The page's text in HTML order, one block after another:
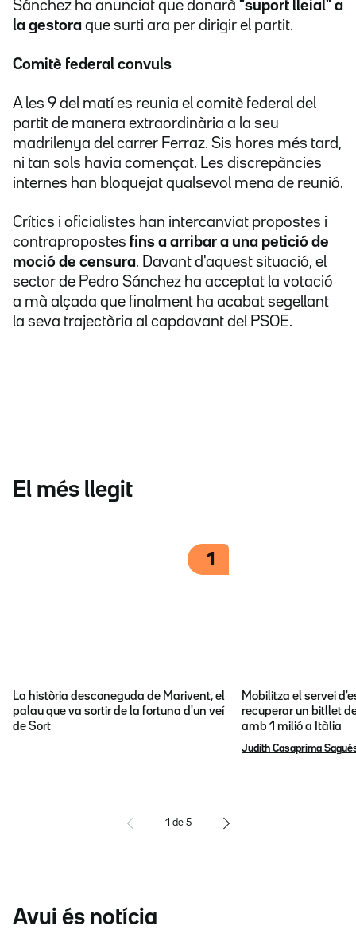
Sánchez ha anunciat que donarà "suport lleial" a
la gestora que surti ara per dirigir el partit.
Comitè federal convuls
A les 9 del matí es reunia el comitè federal del
partit de manera extraordinària a la seu
madrilenya del carrer Ferraz. Sis hores més tard,
ni tan sols havia començat. Les discrepàncies
internes han bloquejat qualsevol mena de reunió.
Crítics i oficialistes han intercanviat propostes i
contrapropostes fins a arribar a una petició de
moció de censura. Davant d'aquest situació, el
sector de Pedro Sánchez ha acceptat la votació
a mà alçada que finalment ha acabat segellant
la seva trajectòria al capdavant del PSOE.
El més llegit
1
La història desconeguda de Marivent, el
palau que va sortir de la fortuna d'un veí
de Sort
Mobilitza el servei
recuperar un bitllet
amb 1 milió a Itàlia
Judith Casaprima
1 de 5
Avui és notícia